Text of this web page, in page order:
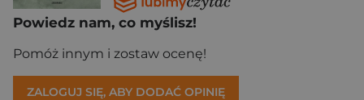
Powiedz nam, co myślisz!
Pomóż innym i zostaw ocenę!
ZALOGUJ SIĘ, ABY DODAĆ OPINIĘ